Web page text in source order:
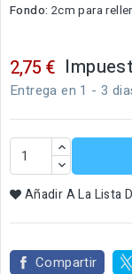
Fondo: 2cm para
2,75 €
Entrega en 1 - 3
Añadir A La Lista
Compartir